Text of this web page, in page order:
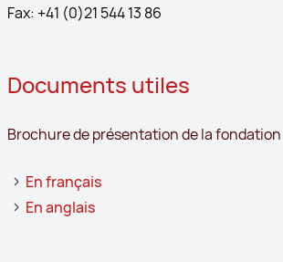
Fax: +41 (0)21 544 13 86
Documents utiles
Brochure de présentation de la fondation
En français
En anglais